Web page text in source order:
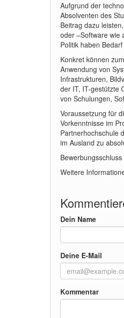
Aufgrund der
Absolventen des
Beitrag dazu
oder –Software wie
Politik haben
Konkret können
Anwendung von
Infrastrukturen,
der IT, IT-gestützte
von Schulungen,
Voraussetzung für
Vorkenntnisse im
Partnerhochschule
im Ausland zu
Weitere
Dein Name
Deine E-Mail
Kommentar